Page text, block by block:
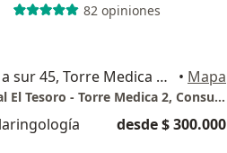
82 opiniones
Carrera 25a # 1a sur 45, Torre Medica 2 , El Tesoro, Consultorio 1655., Medellín • Mapa
Parque Comercial El Tesoro - Torre Medica 2, Consultorio 1655
desde $ 300.000